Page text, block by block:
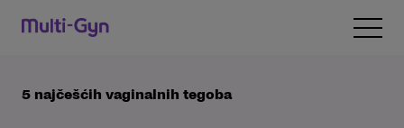
5 najčešćih vaginalnih tegoba